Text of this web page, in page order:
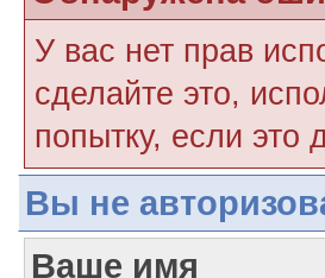
У вас нет прав
сделайте это,
попытку, если это
Вы не
Ваше имя